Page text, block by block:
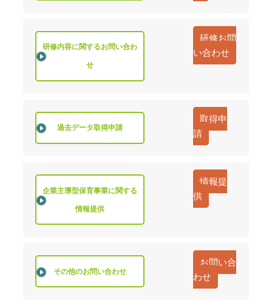
研修内容に関するお問い合わ
せ
研修お問
い合わせ
過去データ取得申請
取得申
請
企業主導型保育事業に関する
情報提供
情報提
供
その他のお問い合わせ
お問い合
わせ